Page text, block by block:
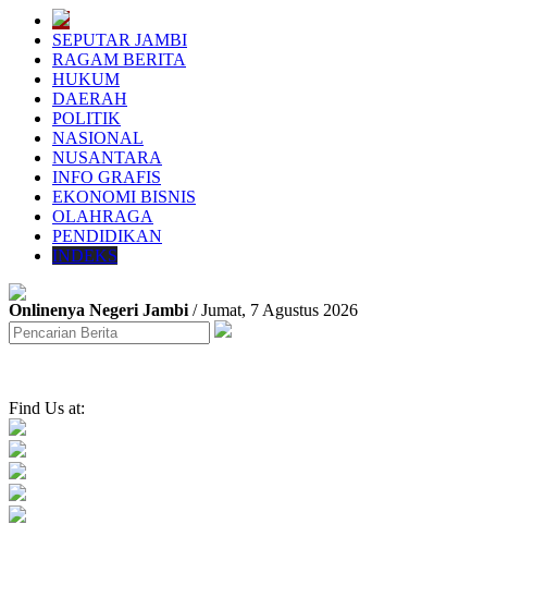
SEPUTAR JAMBI
RAGAM BERITA
HUKUM
DAERAH
POLITIK
NASIONAL
NUSANTARA
INFO GRAFIS
EKONOMI BISNIS
OLAHRAGA
PENDIDIKAN
INDEKS
Onlinenya Negeri Jambi / Jumat, 7 Agustus 2026
Find Us at: